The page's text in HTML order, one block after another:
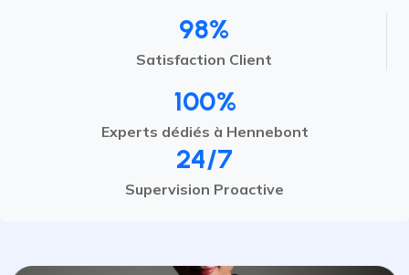
98%
Satisfaction Client
100%
Experts dédiés à Hennebont
24/7
Supervision Proactive